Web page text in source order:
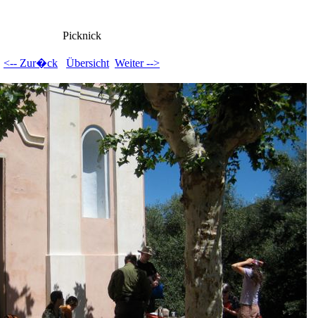
Picknick
<-- Zur�ck Übersicht Weiter -->